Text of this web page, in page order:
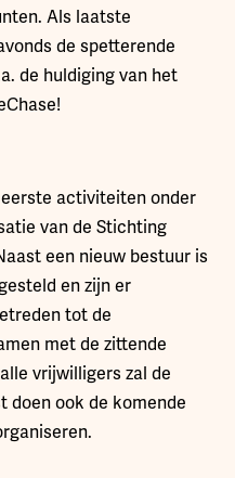
Als laatste
de spetterende
de huldiging van het
activiteiten onder
van de Stichting
een nieuw bestuur is
en zijn er
tot de
met de zittende
vrijwilligers zal de
doen ook de komende